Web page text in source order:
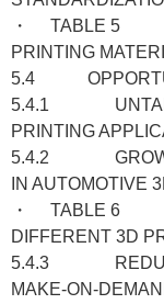
・ TABLE 5
PRINTING
5.4
5.4.1
PRINTING
5.4.2
IN AUTOMOTIVE
・ TABLE 6
DIFFERENT 3D
5.4.3
MAKE-ON-